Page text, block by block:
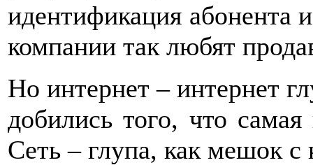
идентификация абонента
компании так любят
Но интернет – интернет
добились того, что
Сеть – глупа, как мешок с